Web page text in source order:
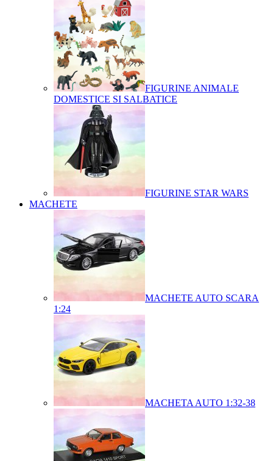
FIGURINE ANIMALE
DOMESTICE SI SALBATICE
FIGURINE STAR WARS
MACHETE
MACHETE AUTO SCARA
1:24
MACHETA AUTO 1:32-38